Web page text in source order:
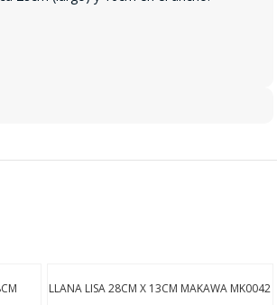
LLANA LISA 28CM X 13CM MAKAWA MK0042